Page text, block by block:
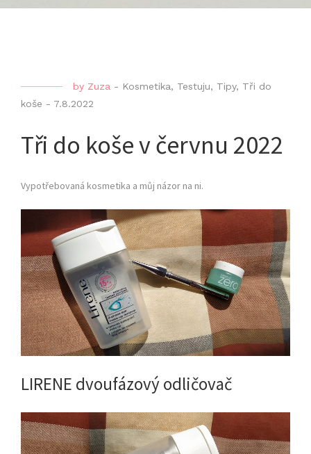
by Zuza - Kosmetika, Testuju, Tipy, Tři do
koše - 7.8.2022
Tři do koše v červnu 2022
Vypotřebovaná kosmetika a můj názor na ni.
LIRENE dvoufázový odličovač